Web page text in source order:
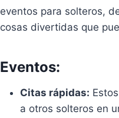
eventos para solteros,
cosas divertidas que
Eventos:
Citas rápidas:
a otros solteros en